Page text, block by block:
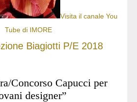
Visita il canale You
Tube di IMORE
Biagiotti P/E 2018
Concorso Capucci per
designer”